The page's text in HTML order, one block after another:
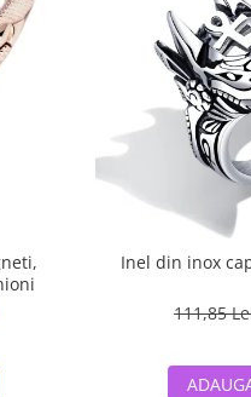
Inel din inox
111,85